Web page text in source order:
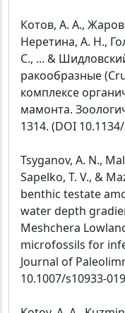
Котов, А. А.,
Неретина, А. Н.,
С., ... &
ракообразные
комплексе
мамонта.
1314. (DOI
Tsyganov, A. N.,
Sapelko, T. V., &
benthic testate
water depth
Meshchera
microfossils for
Journal of
10.1007/s10933-